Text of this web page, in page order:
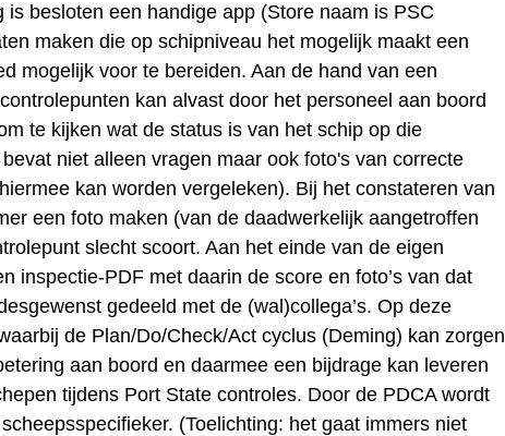
besloten een handige app (Store naam is PSC
maken die op schipniveau het mogelijk maakt een
mogelijk voor te bereiden. Aan de hand van een
kan alvast door het personeel aan boord
te kijken wat de status is van het schip op die
niet alleen vragen maar ook foto's van correcte
kan worden vergeleken). Bij het constateren van
een foto maken (van de daadwerkelijk aangetroffen
slecht scoort. Aan het einde van de eigen
inspectie-PDF met daarin de score en foto’s van dat
gedeeld met de (wal)collega’s. Op deze
de Plan/Do/Check/Act cyclus (Deming) kan zorgen
aan boord en daarmee een bijdrage kan leveren
tijdens Port State controles. Door de PDCA wordt
(Toelichting: het gaat immers niet